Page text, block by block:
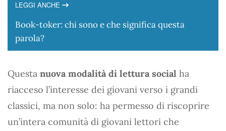
LEGGI ANCHE
Book-toker: chi sono e che significa questa
parola?
Questa nuova modalità di lettura social ha
riacceso l’interesse dei giovani verso i grandi
classici, ma non solo: ha permesso di riscoprire
un’intera comunità di giovani lettori che